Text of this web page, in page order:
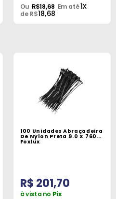
Ou R$18,68 Em até1X
de R$18,68
100 Unidades Abraçadeira
De Nylon Preta 9.0 X 760
Foxlux
R$ 201,70
à vista no Pix